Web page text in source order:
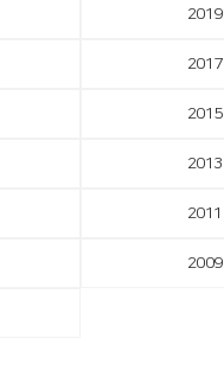
2019
2017
2015
2013
2011
2009